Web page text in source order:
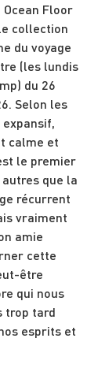
Floor
collection
du voyage
(les lundis
du 26
Selon les
calme et
le premier
que la
récurrent
vraiment
amie
cette
être
qui nous
trop tard
esprits et